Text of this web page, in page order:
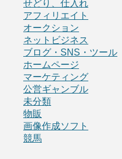
せどり、仕入れ
アフィリエイト
オークション
ネットビジネス
ブログ・SNS・ツール
ホームページ
マーケティング
公営ギャンブル
未分類
物販
画像作成ソフト
競馬